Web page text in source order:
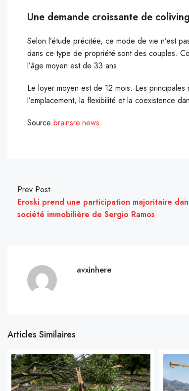
Une demande croissante de coliving
Selon l’étude précitée, ce mode de vie n’est
dans ce type de propriété sont des couples.
l’âge moyen est de 33 ans.
Le loyer moyen est de 12 mois. Les
l’emplacement, la flexibilité et la coexistence
Source brainsre.news
Prev Post
Eroski prend une participation majoritaire
société immobilière de Sergio Ramos
avxinhere
Articles Similaires